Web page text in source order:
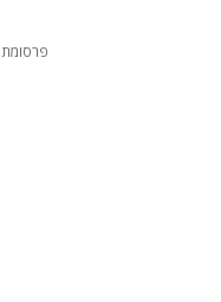
פרסומת